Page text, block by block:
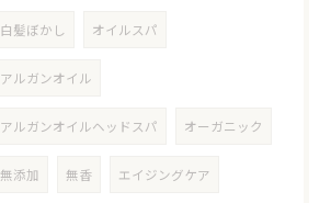
白髪ぼかし オイルスパ
アルガンオイル
アルガンオイルヘッドスパ オーガニック
無添加 無香 エイジングケア